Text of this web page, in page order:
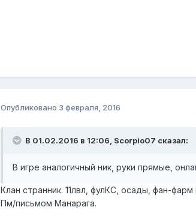
Опубликовано 3 февраля, 2016
В 01.02.2016 в 12:06, Scorpio07 сказал:
В игре аналогичный ник, руки прямые,
Клан странник. 11лвл, фулКС, осады, фан-
Пм/письмом Манарага.